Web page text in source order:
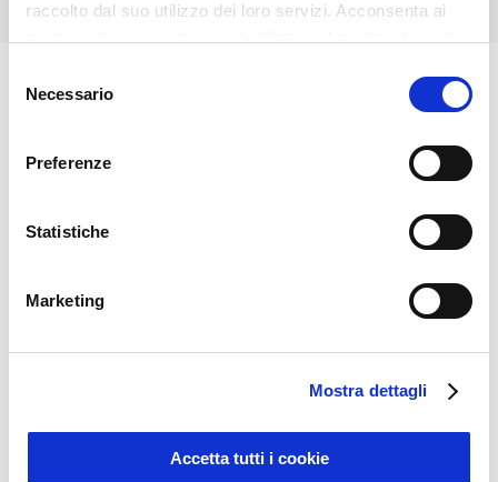
raccolto dal suo utilizzo dei loro servizi. Acconsenta ai
delNecessario
Preferenze
Statistiche
Marketing
Mostra dettagli
Accetta tutti i cookie
News